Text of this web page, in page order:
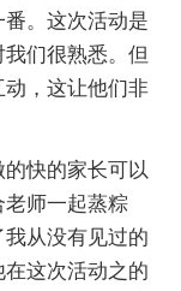
。这次活动是
们很熟悉。但
，这让他们非
快的家长可以
师一起蒸粽
从没有见过的
这次活动之的